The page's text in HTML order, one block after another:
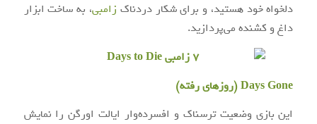
دلخواه خود هستید، و برای شکار دردناک زامبی، به ساخت ابزار
داغ و کشنده می‌پردازید.
Days Gone (روزهای رفته)
این بازی وضعیت ترسناک و افسرده‌وار ایالت اورگن را نمایش